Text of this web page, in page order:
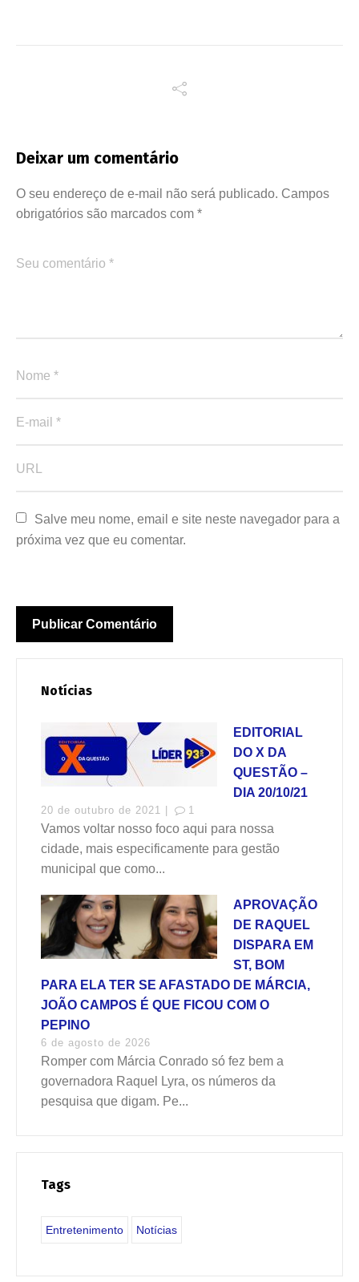
Deixar um comentário
O seu endereço de e-mail não será publicado. Campos
obrigatórios são marcados com *
Salve meu nome, email e site neste navegador para a
próxima vez que eu comentar.
Notícias
EDITORIAL
DO X DA
QUESTÃO –
DIA 20/10/21
20 de outubro de 2021 | 1
Vamos voltar nosso foco aqui para nossa
cidade, mais especificamente para gestão
municipal que como...
APROVAÇÃO
DE RAQUEL
DISPARA EM
ST, BOM
PARA ELA TER SE AFASTADO DE MÁRCIA,
JOÃO CAMPOS É QUE FICOU COM O
PEPINO
6 de agosto de 2026
Romper com Márcia Conrado só fez bem a
governadora Raquel Lyra, os números da
pesquisa que digam. Pe...
Tags
Entretenimento Notícias